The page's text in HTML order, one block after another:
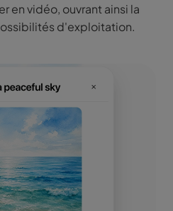
en vidéo, ouvrant ainsi la
d'exploitation.